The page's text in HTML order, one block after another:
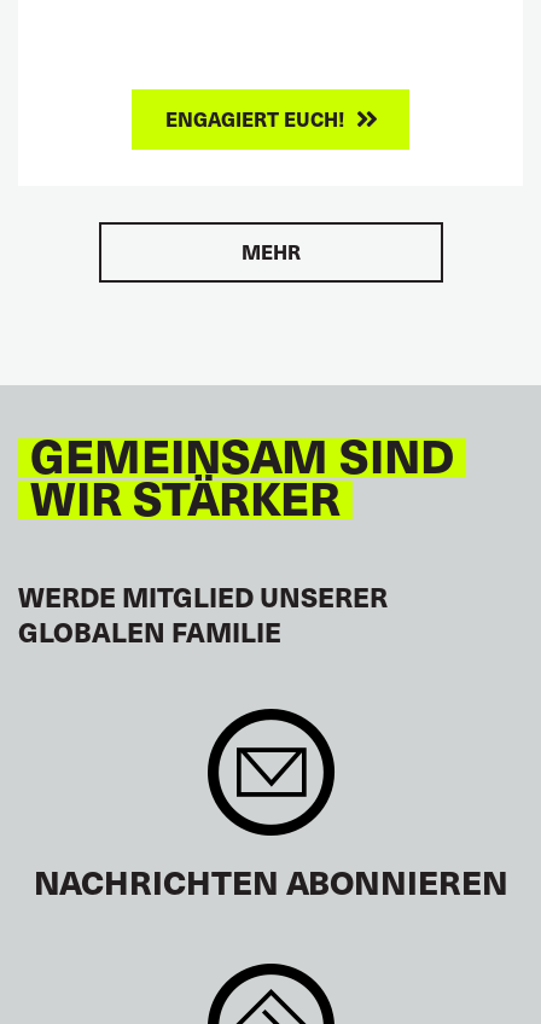
ENGAGIERT EUCH!
MEHR
GEMEINSAM SIND
WIR STÄRKER
WERDE MITGLIED UNSERER
GLOBALEN FAMILIE
NACHRICHTEN ABONNIEREN